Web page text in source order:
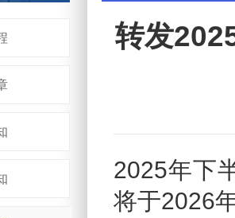
转发
2025年下
将于2026